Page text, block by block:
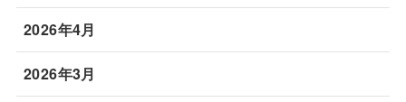
2026年4月
2026年3月